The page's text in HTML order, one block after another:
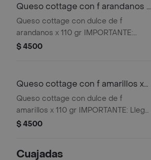
Queso cottage con f arandanos x
110 gr
Queso cottage con dulce de f
arandanos x 110 gr IMPORTANTE:
Llega con una vida útil de 2 a 3 días,
$ 4500
Queso cottage con f amarillos x
110 gr
Queso cottage con dulce de f
amarillos x 110 gr IMPORTANTE: Llega
con una vida útil de 2 a 3 días,
$ 4500
Cuajadas